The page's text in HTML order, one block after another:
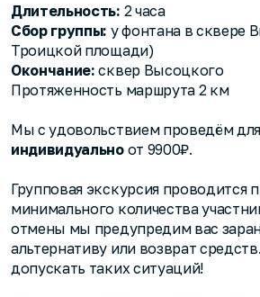
Длительность: 2 часа
Сбор группы: у фонтана в сквере
Троицкой площади)
Окончание: сквер Высоцкого
Протяженность маршрута 2 км
Мы с удовольствием проведём
индивидуальноот 9900₽.
Групповая экскурсия проводится
минимального количества
отмены мы предупредим вас
альтернативу или возврат
допускать таких ситуаций!